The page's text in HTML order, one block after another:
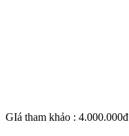
GIá tham khảo : 4.000.000đ